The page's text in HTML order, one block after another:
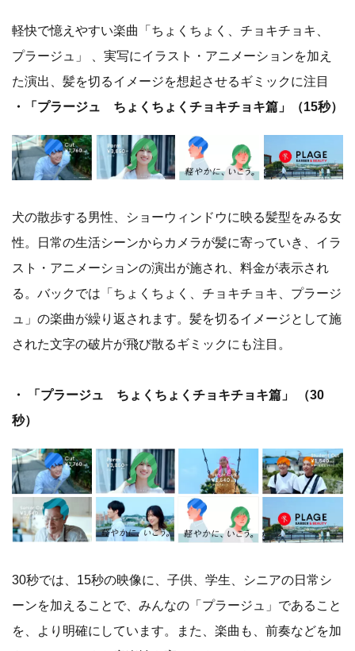
軽快で憶えやすい楽曲「ちょくちょく、チョキチョキ、
プラージュ」 、実写にイラスト・アニメーションを加え
た演出、髪を切るイメージを想起させるギミックに注目
・「プラージュ ちょくちょくチョキチョキ篇」（15秒）
犬の散歩する男性、ショーウィンドウに映る髪型をみる女
性。日常の生活シーンからカメラが髪に寄っていき、イラ
スト・アニメーションの演出が施され、料金が表示され
る。バックでは「ちょくちょく、チョキチョキ、プラージ
ュ」の楽曲が繰り返されます。髪を切るイメージとして施
された文字の破片が飛び散るギミックにも注目。
・ 「プラージュ ちょくちょくチョキチョキ篇」 （30
秒）
30秒では、15秒の映像に、子供、学生、シニアの日常シ
ーンを加えることで、みんなの「プラージュ」であること
を、より明確にしています。また、楽曲も、前奏などを加